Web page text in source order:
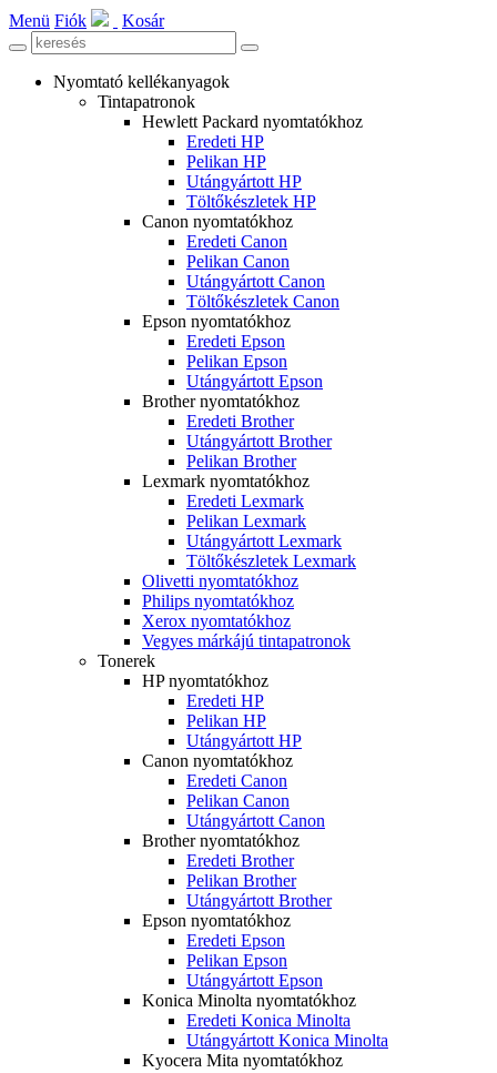
Menü Fiók Kosár
Nyomtató kellékanyagok
Tintapatronok
Hewlett Packard nyomtatókhoz
Eredeti HP
Pelikan HP
Utángyártott HP
Töltőkészletek HP
Canon nyomtatókhoz
Eredeti Canon
Pelikan Canon
Utángyártott Canon
Töltőkészletek Canon
Epson nyomtatókhoz
Eredeti Epson
Pelikan Epson
Utángyártott Epson
Brother nyomtatókhoz
Eredeti Brother
Utángyártott Brother
Pelikan Brother
Lexmark nyomtatókhoz
Eredeti Lexmark
Pelikan Lexmark
Utángyártott Lexmark
Töltőkészletek Lexmark
Olivetti nyomtatókhoz
Philips nyomtatókhoz
Xerox nyomtatókhoz
Vegyes márkájú tintapatronok
Tonerek
HP nyomtatókhoz
Eredeti HP
Pelikan HP
Utángyártott HP
Canon nyomtatókhoz
Eredeti Canon
Pelikan Canon
Utángyártott Canon
Brother nyomtatókhoz
Eredeti Brother
Pelikan Brother
Utángyártott Brother
Epson nyomtatókhoz
Eredeti Epson
Pelikan Epson
Utángyártott Epson
Konica Minolta nyomtatókhoz
Eredeti Konica Minolta
Utángyártott Konica Minolta
Kyocera Mita nyomtatókhoz